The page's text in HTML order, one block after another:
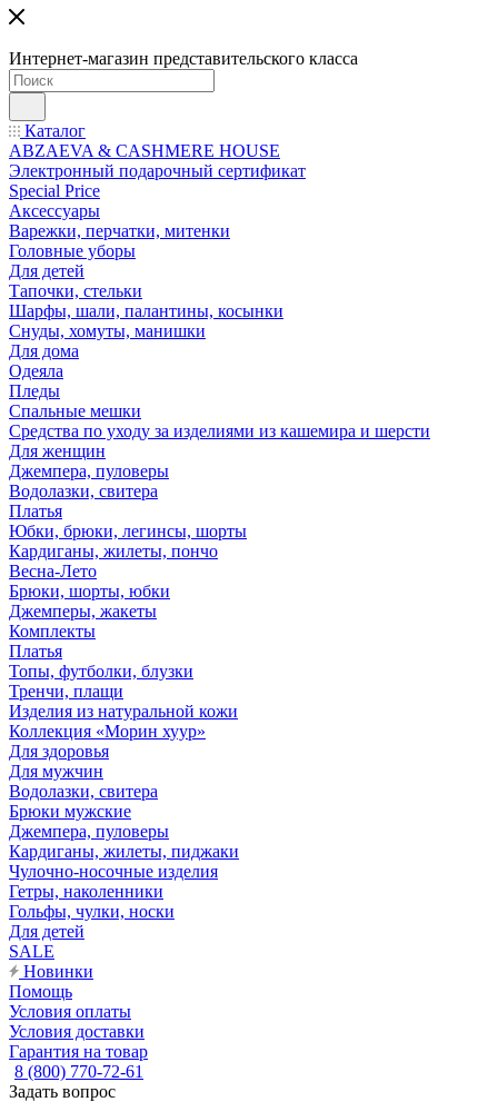
Интернет-магазин представительского класса
Каталог
ABZAEVA & CASHMERE HOUSE
Электронный подарочный сертификат
Special Price
Аксессуары
Варежки, перчатки, митенки
Головные уборы
Для детей
Тапочки, стельки
Шарфы, шали, палантины, косынки
Снуды, хомуты, манишки
Для дома
Одеяла
Пледы
Спальные мешки
Средства по уходу за изделиями из кашемира и шерсти
Для женщин
Джемпера, пуловеры
Водолазки, свитера
Платья
Юбки, брюки, легинсы, шорты
Кардиганы, жилеты, пончо
Весна-Лето
Брюки, шорты, юбки
Джемперы, жакеты
Комплекты
Платья
Топы, футболки, блузки
Тренчи, плащи
Изделия из натуральной кожи
Коллекция «Морин хуур»
Для здоровья
Для мужчин
Водолазки, свитера
Брюки мужские
Джемпера, пуловеры
Кардиганы, жилеты, пиджаки
Чулочно-носочные изделия
Гетры, наколенники
Гольфы, чулки, носки
Для детей
SALE
Новинки
Помощь
Условия оплаты
Условия доставки
Гарантия на товар
8 (800) 770-72-61
Задать вопрос